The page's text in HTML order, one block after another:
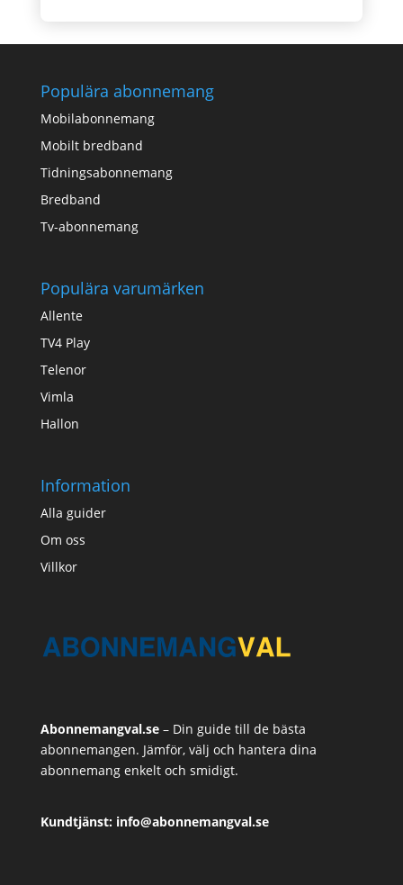
Populära abonnemang
Mobilabonnemang
Mobilt bredband
Tidningsabonnemang
Bredband
Tv-abonnemang
Populära varumärken
Allente
TV4 Play
Telenor
Vimla
Hallon
Information
Alla guider
Om oss
Villkor
Abonnemangval.se– Din guide till de bästa
abonnemangen. Jämför, välj och hantera dina
abonnemang enkelt och smidigt.
Kundtjänst: info@abonnemangval.se